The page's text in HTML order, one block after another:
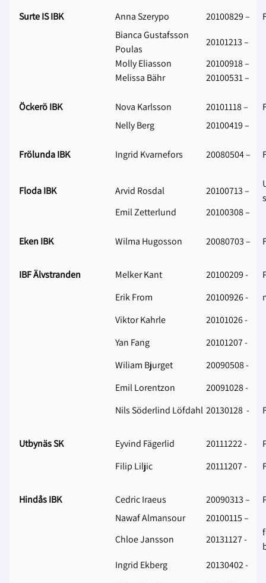
Surte IS IBK Anna Szerypo 20100829 –
Bianca Gustafsson
Poulas
20101213 –
Molly Eliasson
20100918 –
Melissa Bähr
20100531 –
Öckerö IBK Nova Karlsson 20101118 –
Nelly Berg
20100419 –
Frölunda IBK Ingrid Kvarnefors 20080504 –
Floda IBK Arvid Rosdal 20100713 –
Emil Zetterlund
20100308 –
Eken IBK Wilma Hugosson 20080703 –
IBF Älvstranden Melker Kant 20100209 -
Erik From
20100926 -
Viktor Kahrle
20101026 -
Yan Fang
20101207 -
Wiliam Bjurget
20090508 -
Emil Lorentzon
20091028 -
Nils Söderlind Löfdahl 20130128 -
Utbynäs SK Eyvind Fägerlid 20111222 -
Filip Liljic
20111207 -
Hindås IBK Cedric Iraeus 20090313 –
Nawaf Almansour
20100115 –
Chloe Jansson
20131127 -
Ingrid Ekberg
20130402 -